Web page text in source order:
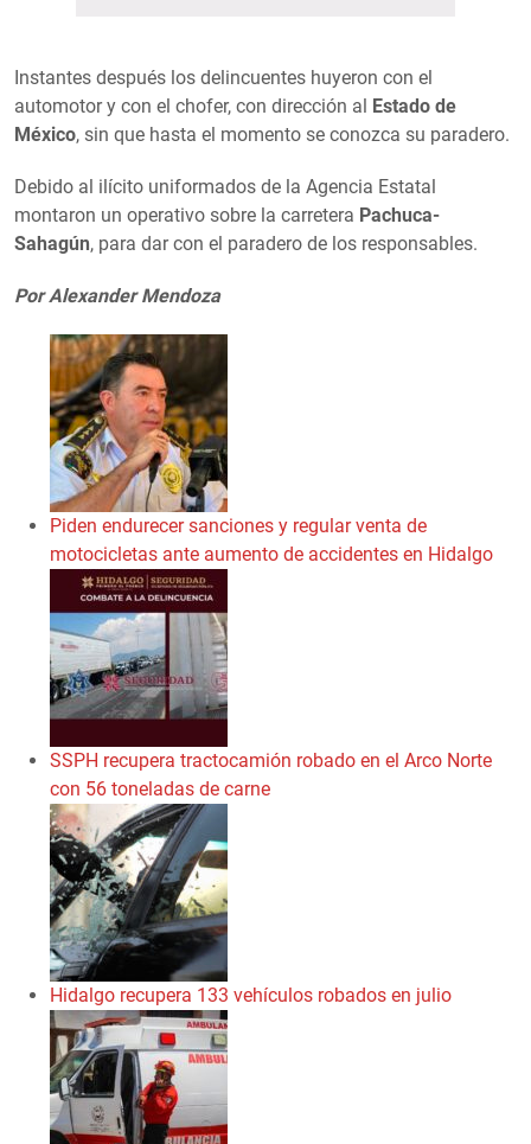
Instantes después los delincuentes huyeron con el
automotor y con el chofer, con dirección al Estado de
México, sin que hasta el momento se conozca su paradero.
Debido al ilícito uniformados de la Agencia Estatal
montaron un operativo sobre la carretera Pachuca-
Sahagún, para dar con el paradero de los responsables.
Por Alexander Mendoza
Piden endurecer sanciones y regular venta de
motocicletas ante aumento de accidentes en Hidalgo
SSPH recupera tractocamión robado en el Arco Norte
con 56 toneladas de carne
Hidalgo recupera 133 vehículos robados en julio